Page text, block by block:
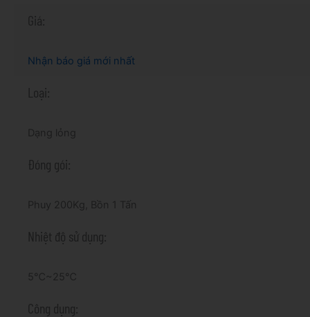
Giá:
Nhận báo giá mới nhất
Loại:
Dạng lỏng
Đóng gói:
Phuy 200Kg, Bồn 1 Tấn
Nhiệt độ sử dụng:
5℃~25℃
Công dụng: